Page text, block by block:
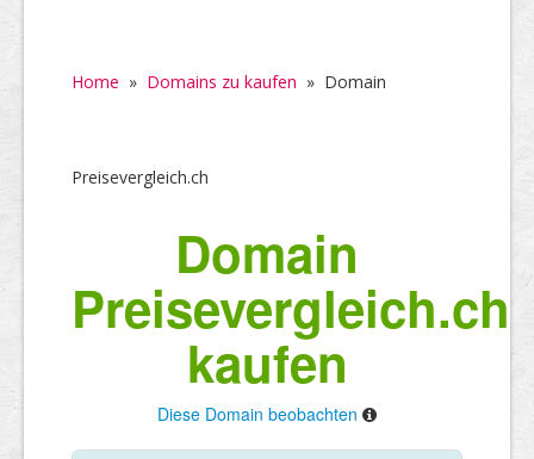
Home » Domains zu kaufen » Domain
Preisevergleich.ch
Domain
Preisevergleich.ch
kaufen
Diese Domain beobachten